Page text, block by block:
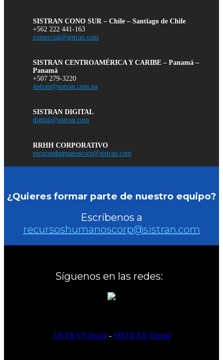
SISTRAN CONO SUR – Chile – Santiago de Chile
+562 222 441-163
comercial@sistran.com
SISTRAN CENTROAMÉRICA Y CARIBE – Panamá –
Panamá
+507 279-3220
sistran@sistran.com.pa
SISTRAN DIGITAL
digital@sistran.com
RRHH CORPORATIVO
recursoshumanoscorp@sistran.com
¿Quieres formar parte de nuestro equipo?
Escríbenos a
recursoshumanoscorp@sistran.com
Síguenos en las redes:
SISTRAN Brasil - SISTRAN Digital